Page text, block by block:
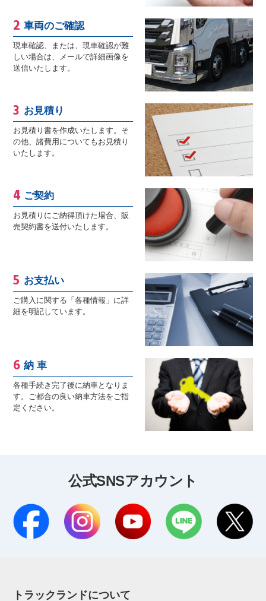
車両のご確認
現車確認、または、現車確認が難
しい場合は、メールで詳細画像を
送信いたします。
お見積り
お見積り書を作成いたします。そ
の他、諸費用についてもお見積り
いたします。
ご契約
お見積りにご納得頂けた場合、販
売契約書を送付いたします。
お支払い
ご購入に関する「各種情報」に詳
細を明記しています。
納 車
各種手続き完了後に納車となりま
す。ご都合の良い納車方法をご指
定ください。
公式SNSアカウント
トラックランドについて